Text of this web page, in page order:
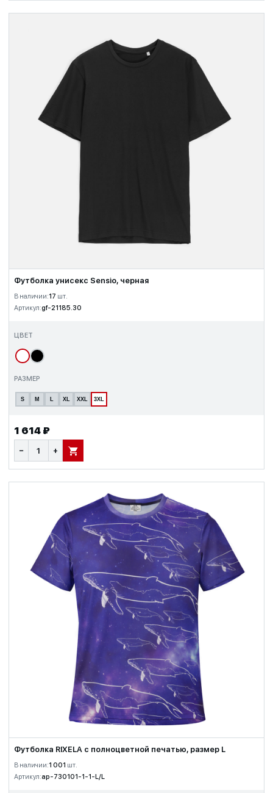
Футболка унисекс Sensio, черная
В наличии:17 шт.
Артикул:gf-21185.30
ЦВЕТ
РАЗМЕР
S M L XL XXL 3XL
1 614 ₽
− + В КОРЗИНУ
Футболка RIXELA с полноцветной печатью, размер L
В наличии:1 001 шт.
Артикул:ap-730101-1-1-L/L